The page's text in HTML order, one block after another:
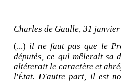
Charles de Gaulle, 31
(...) il ne faut pas que le
députés, ce qui mêlerait sa
altérerait le caractère et
l'État. D'autre part, il est